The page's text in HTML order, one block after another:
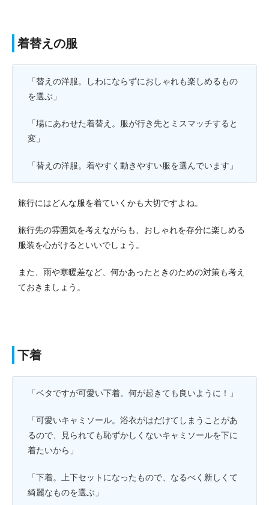
着替えの服
「替えの洋服。しわにならずにおしゃれも楽しめるもの
を選ぶ」
「場にあわせた着替え。服が行き先とミスマッチすると
変」
「替えの洋服。着やすく動きやすい服を選んでいます」
旅行にはどんな服を着ていくかも大切ですよね。
旅行先の雰囲気を考えながらも、おしゃれを存分に楽しめる
服装を心がけるといいでしょう。
また、雨や寒暖差など、何かあったときのための対策も考え
ておきましょう。
下着
「ベタですが可愛い下着。何が起きても良いように！」
「可愛いキャミソール。浴衣がはだけてしまうことがあ
るので、見られても恥ずかしくないキャミソールを下に
着たいから」
「下着。上下セットになったもので、なるべく新しくて
綺麗なものを選ぶ」